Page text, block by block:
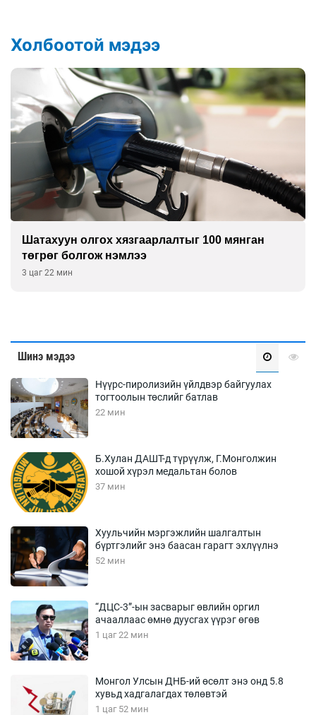
Холбоотой мэдээ
Шатахуун олгох хязгаарлалтыг 100 мянган
төгрөг болгож нэмлээ
3 цаг 22 мин
Шинэ мэдээ
Нүүрс-пиролизийн үйлдвэр байгуулах
тогтоолын төслийг батлав
22 мин
Б.Хулан ДАШТ-д түрүүлж, Г.Монголжин
хошой хүрэл медальтан болов
37 мин
Хуульчийн мэргэжлийн шалгалтын
бүртгэлийг энэ баасан гарагт эхлүүлнэ
52 мин
“ДЦС-3”-ын засварыг өвлийн оргил
ачааллаас өмнө дуусгах үүрэг өгөв
1 цаг 22 мин
Монгол Улсын ДНБ-ий өсөлт энэ онд 5.8
хувьд хадгалагдах төлөвтэй
1 цаг 52 мин